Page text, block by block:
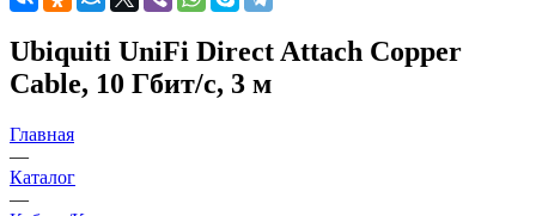
Ubiquiti UniFi Direct Attach Copper
Cable, 10 Гбит/с, 3 м
Главная
—
Каталог
—